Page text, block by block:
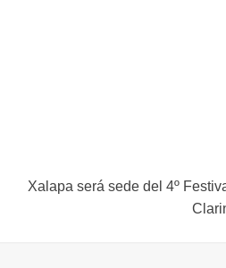
Xalapa será sede del 4º